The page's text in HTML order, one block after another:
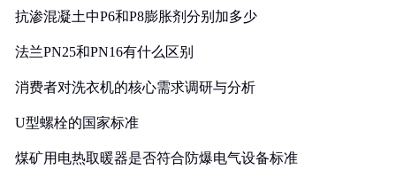
抗渗混凝土中P6和P8膨胀剂分别加多少
法兰PN25和PN16有什么区别
消费者对洗衣机的核心需求调研与分析
U型螺栓的国家标准
煤矿用电热取暖器是否符合防爆电气设备标准